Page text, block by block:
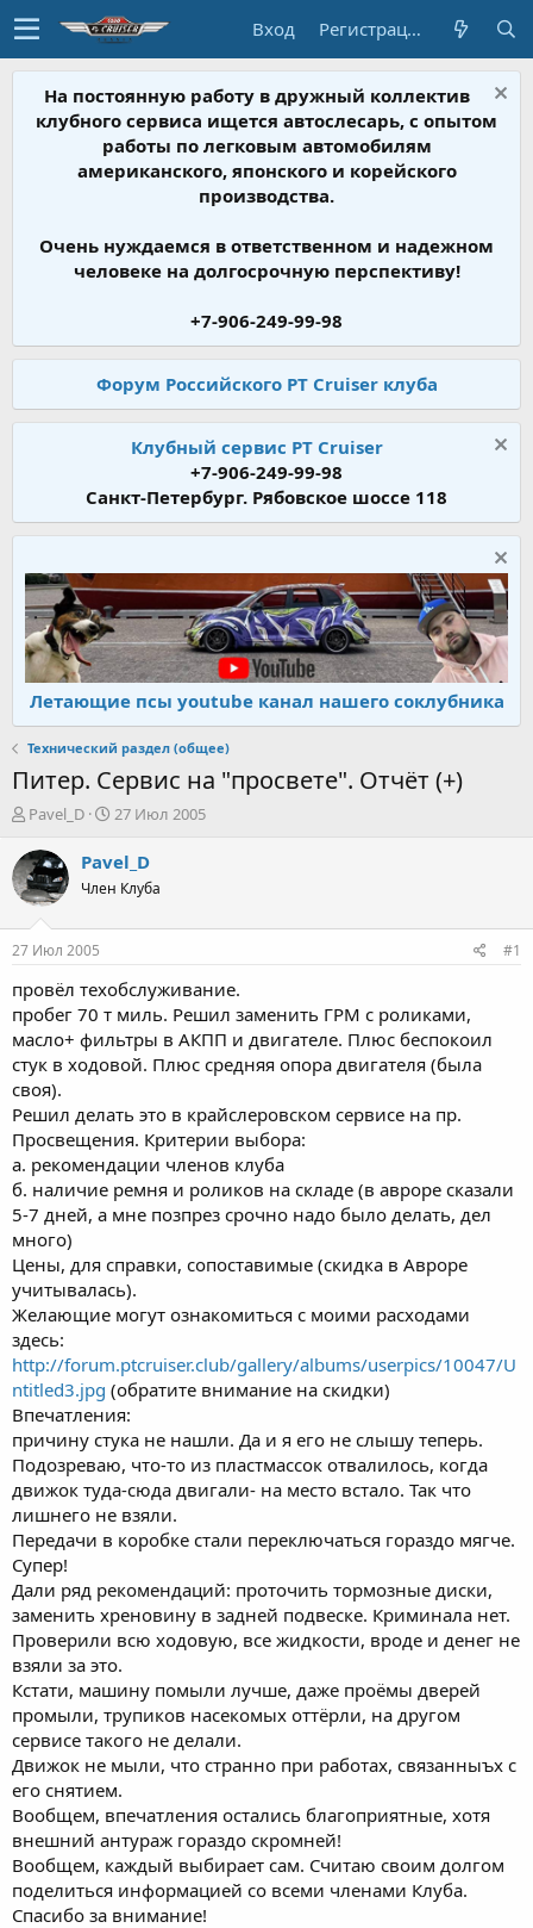
Вход Регистрация
На постоянную работу в дружный коллектив
клубного сервиса ищется автослесарь, с опытом
работы по легковым автомобилям
американского, японского и корейского
производства.
Очень нуждаемся в ответственном и надежном
человеке на долгосрочную перспективу!
+7-906-249-99-98
Форум Российского PT Cruiser клуба
Клубный сервис PT Cruiser
+7-906-249-99-98
Санкт-Петербург. Рябовское шоссе 118
Летающие псы youtube канал нашего соклубника
Технический раздел (общее)
Питер. Сервис на "просвете". Отчёт (+)
А
т
о
р
е
м
ы
Pavel_D
Д
т
н
л
27 Июл 2005
Pavel_D
Член Клуба
27 Июл 2005 #1
провёл техобслуживание.
пробег 70 т миль. Решил заменить ГРМ с роликами,
масло+ фильтры в АКПП и двигателе. Плюс беспокоил
стук в ходовой. Плюс средняя опора двигателя (была
своя).
Решил делать это в крайслеровском сервисе на пр.
Просвещения. Критерии выбора:
а. рекомендации членов клуба
б. наличие ремня и роликов на складе (в авроре сказали
5-7 дней, а мне позпрез срочно надо было делать, дел
много)
Цены, для справки, сопоставимые (скидка в Авроре
учитывалась).
Желающие могут ознакомиться с моими расходами
здесь:
http://forum.ptcruiser.club/gallery/albums/userpics/10047/U
ntitled3.jpg (обратите внимание на скидки)
Впечатления:
причину стука не нашли. Да и я его не слышу теперь.
Подозреваю, что-то из пластмассок отвалилось, когда
движок туда-сюда двигали- на место встало. Так что
лишнего не взяли.
Передачи в коробке стали переключаться гораздо мягче.
Супер!
Дали ряд рекомендаций: проточить тормозные диски,
заменить хреновину в задней подвеске. Криминала нет.
Проверили всю ходовую, все жидкости, вроде и денег не
взяли за это.
Кстати, машину помыли лучше, даже проёмы дверей
промыли, трупиков насекомых оттёрли, на другом
сервисе такого не делали.
Движок не мыли, что странно при работах, связанныъх с
его снятием.
Вообщем, впечатления остались благоприятные, хотя
внешний антураж гораздо скромней!
Вообщем, каждый выбирает сам. Считаю своим долгом
поделиться информацией со всеми членами Клуба.
Спасибо за внимание!